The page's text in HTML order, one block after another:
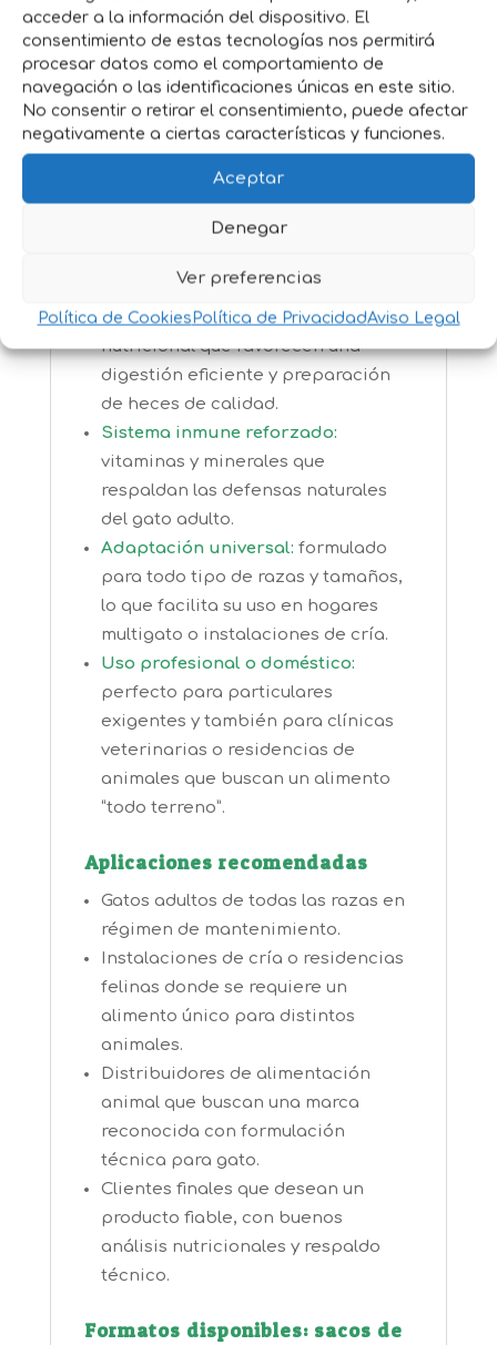
acceder a la información del dispositivo. El
consentimiento de estas tecnologías nos permitirá
procesar datos como el comportamiento de
navegación o las identificaciones únicas en este sitio.
No consentir o retirar el consentimiento, puede afectar
negativamente a ciertas características y funciones.
Aceptar
Denegar
Ver preferencias
Política de Cookies Política de PrivacidadAviso Legal
ave 2 %), pulpa de remolacha 1 %,
aceites y grasas.
Beneficios clave
Nutrición integral:fórmula
equilibrada que aporta energía,
proteínas y grasas necesarios para
gatos en mantenimiento,
asegurando musculatura, pelaje y
Digestibilidad y salud intestinal:
ingredientes seleccionados y perfil
nutricional que favorecen una
digestión eficiente y preparación
de heces de calidad.
Sistema inmune reforzado:
vitaminas y minerales que
respaldan las defensas naturales
del gato adulto.
Adaptación universal: formulado
para todo tipo de razas y tamaños,
lo que facilita su uso en hogares
multigato o instalaciones de cría.
Uso profesional o doméstico:
perfecto para particulares
exigentes y también para clínicas
veterinarias o residencias de
animales que buscan un alimento
“todo terreno”.
Aplicaciones recomendadas
Gatos adultos de todas las razas en
régimen de mantenimiento.
Instalaciones de cría o residencias
felinas donde se requiere un
alimento único para distintos
animales.
Distribuidores de alimentación
animal que buscan una marca
reconocida con formulación
técnica para gato.
Clientes finales que desean un
producto fiable, con buenos
análisis nutricionales y respaldo
técnico.
Formatos disponibles: sacos de